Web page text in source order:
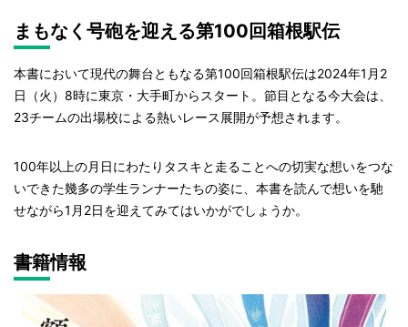
まもなく号砲を迎える第100回箱根駅伝
本書において現代の舞台ともなる第100回箱根駅伝は2024年1月2
日（火）8時に東京・大手町からスタート。節目となる今大会は、
23チームの出場校による熱いレース展開が予想されます。
100年以上の月日にわたりタスキと走ることへの切実な想いをつな
いできた幾多の学生ランナーたちの姿に、本書を読んで想いを馳
せながら1月2日を迎えてみてはいかがでしょうか。
書籍情報